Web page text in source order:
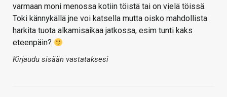
varmaan moni menossa kotiin töistä tai on vielä töissä.
Toki kännykällä jne voi katsella mutta oisko mahdollista
harkita tuota alkamisaikaa jatkossa, esim tunti kaks
eteenpäin?
Kirjaudu sisään vastataksesi